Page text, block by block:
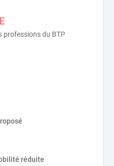
professions du BTP
réduite